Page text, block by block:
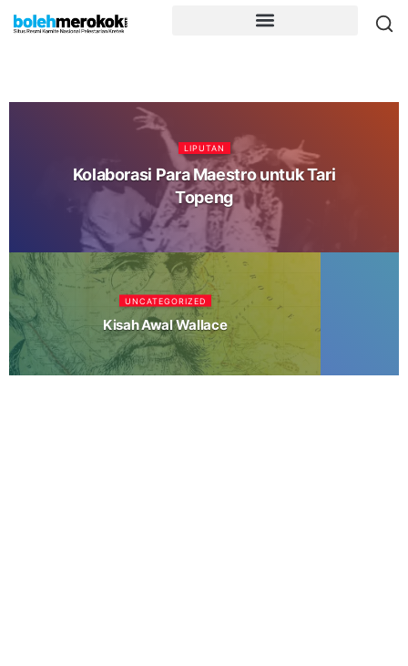
LIPUTAN
Kolaborasi Para Maestro untuk Tari
Topeng
UNCATEGORIZED
Kisah Awal Wallace